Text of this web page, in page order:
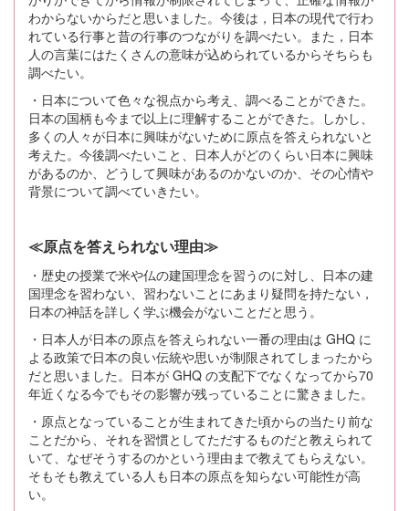
わからないからだと思いました。今後は，日本の現代で行わ
れている行事と昔の行事のつながりを調べたい。また，日本
人の言葉にはたくさんの意味が込められているからそちらも
調べたい。
・日本について色々な視点から考え、調べることができた。
日本の国柄も今まで以上に理解することができた。しかし、
多くの人々が日本に興味がないために原点を答えられないと
考えた。今後調べたいこと、日本人がどのくらい日本に興味
があるのか、どうして興味があるのかないのか、その心情や
背景について調べていきたい。
≪原点を答えられない理由≫
・歴史の授業で米や仏の建国理念を習うのに対し、日本の建
国理念を習わない、習わないことにあまり疑問を持たない，
日本の神話を詳しく学ぶ機会がないことだと思う。
・日本人が日本の原点を答えられない一番の理由は GHQ に
よる政策で日本の良い伝統や思いが制限されてしまったから
だと思いました。日本が GHQ の支配下でなくなってから70
年近くなる今でもその影響が残っていることに驚きました。
・原点となっていることが生まれてきた頃からの当たり前な
ことだから、それを習慣としてただするものだと教えられて
いて、なぜそうするのかという理由まで教えてもらえない。
そもそも教えている人も日本の原点を知らない可能性が高
い。